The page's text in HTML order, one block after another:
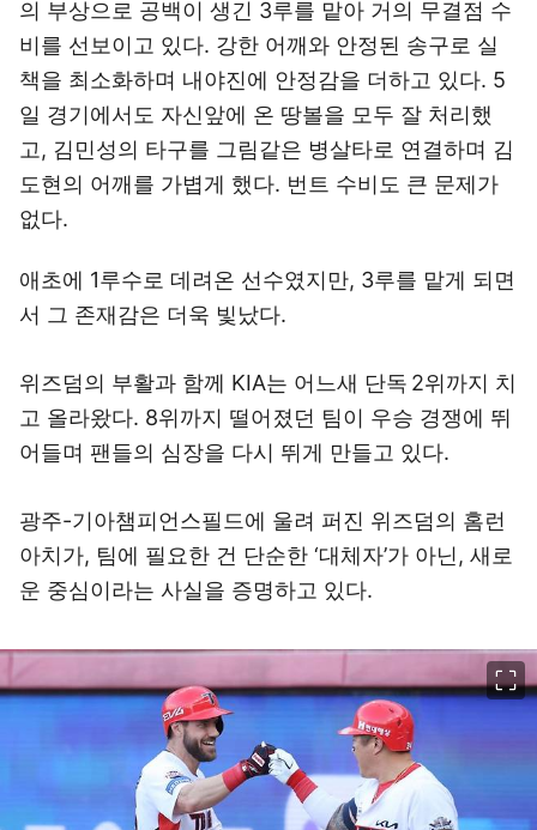
의 부상으로 공백이 생긴 3루를 맡아 거의 무결점 수
비를 선보이고 있다. 강한 어깨와 안정된 송구로 실
책을 최소화하며 내야진에 안정감을 더하고 있다. 5
일 경기에서도 자신앞에 온 땅볼을 모두 잘 처리했
고, 김민성의 타구를 그림같은 병살타로 연결하며 김
도현의 어깨를 가볍게 했다. 번트 수비도 큰 문제가
없다.
애초에 1루수로 데려온 선수였지만, 3루를 맡게 되면
서 그 존재감은 더욱 빛났다.
위즈덤의 부활과 함께 KIA는 어느새 단독 2위까지 치
고 올라왔다. 8위까지 떨어졌던 팀이 우승 경쟁에 뛰
어들며 팬들의 심장을 다시 뛰게 만들고 있다.
광주-기아챔피언스필드에 울려 퍼진 위즈덤의 홈런
아치가, 팀에 필요한 건 단순한 ‘대체자’가 아닌, 새로
운 중심이라는 사실을 증명하고 있다.